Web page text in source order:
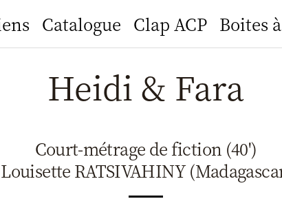
Catalogue Clap ACP Boites
Heidi & Fara
Court-métrage de fiction (40')
Louisette RATSIVAHINY